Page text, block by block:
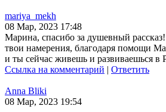
mariya_mekh
08 Мар, 2023 17:48
Марина, спасибо за душевный
твои намерения, благодаря помощи
и ты сейчас живешь и развиваешься в
Ссылка на комментарий | Ответить
Anna Bliki
08 Мар, 2023 19:54